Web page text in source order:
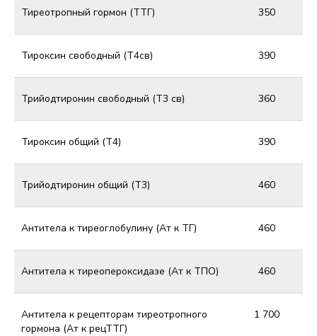
Тиреотропный гормон (ТТГ) 350
Тироксин свободный (Т4св) 390
Трийодтиронин свободный (Т3 св) 360
Тироксин общий (Т4) 390
Трийодтиронин общий (Т3) 460
Антитела к тиреоглобулину (Ат к ТГ) 460
Антитела к тиреопероксидазе (Ат к ТПО) 460
Антитела к рецепторам тиреотропного
гормона (Ат к рецТТГ)
1 700